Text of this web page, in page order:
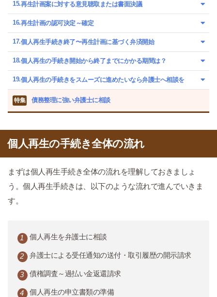
再生計画案に対する意見聴取または書面決議
再生計画の認可決定～確定
個人再生手続き終了〜再生計画に基づく弁済開始
個人再生の手続き開始から終了までにかかる期間は？
個人再生の手続きをスムーズに進めたいなら弁護士へ相談を
特集 債務整理に強い弁護士に相談
個人再生の手続き全体の流れ
まずは個人再生手続き全体の流れを理解しておきましょ
う。個人再生手続きは、以下のような流れで進んでいきま
す。
個人再生を弁護士に相談
弁護士による受任通知の送付・取引履歴の開示請求
債権調査～過払い金返還請求
個人再生の申立書類の準備